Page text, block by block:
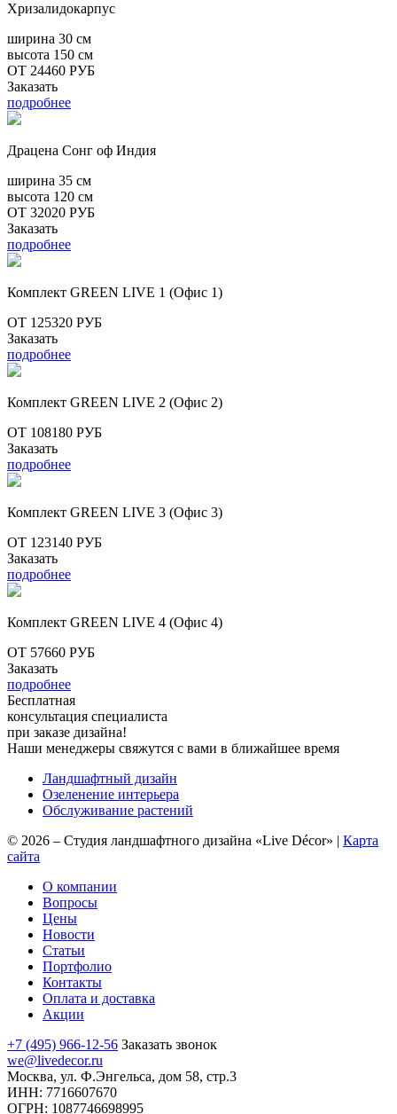
Хризалидокарпус
ширина 30 см
высота 150 см
ОТ 24460 РУБ
Заказать
подробнее
Драцена Сонг оф Индия
ширина 35 см
высота 120 см
ОТ 32020 РУБ
Заказать
подробнее
Комплект GREEN LIVE 1 (Офис 1)
ОТ 125320 РУБ
Заказать
подробнее
Комплект GREEN LIVE 2 (Офис 2)
ОТ 108180 РУБ
Заказать
подробнее
Комплект GREEN LIVE 3 (Офис 3)
ОТ 123140 РУБ
Заказать
подробнее
Комплект GREEN LIVE 4 (Офис 4)
ОТ 57660 РУБ
Заказать
подробнее
Бесплатная
консультация специалиста
при заказе дизайна!
Наши менеджеры свяжутся с вами в ближайшее время
Ландшафтный дизайн
Озеленение интерьера
Обслуживание растений
© 2026 – Студия ландшафтного дизайна «Live Décor» | Карта
сайта
О компании
Вопросы
Цены
Новости
Статьи
Портфолио
Контакты
Оплата и доставка
Акции
+7 (495) 966-12-56 Заказать звонок
we@livedecor.ru
Москва, ул. Ф.Энгельса, дом 58, стр.3
ИНН: 7716607670
ОГРН: 1087746698995